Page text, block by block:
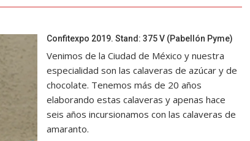
Confitexpo 2019. Stand: 375 V (Pabellón Pyme)
Venimos de la Ciudad de México y nuestra
especialidad son las calaveras de azúcar y de
chocolate. Tenemos más de 20 años
elaborando estas calaveras y apenas hace
seis años incursionamos con las calaveras de
amaranto.